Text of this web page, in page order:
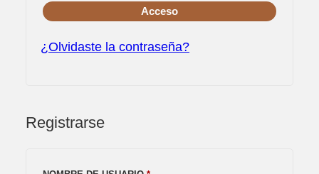
Acceso
¿Olvidaste la contraseña?
Registrarse